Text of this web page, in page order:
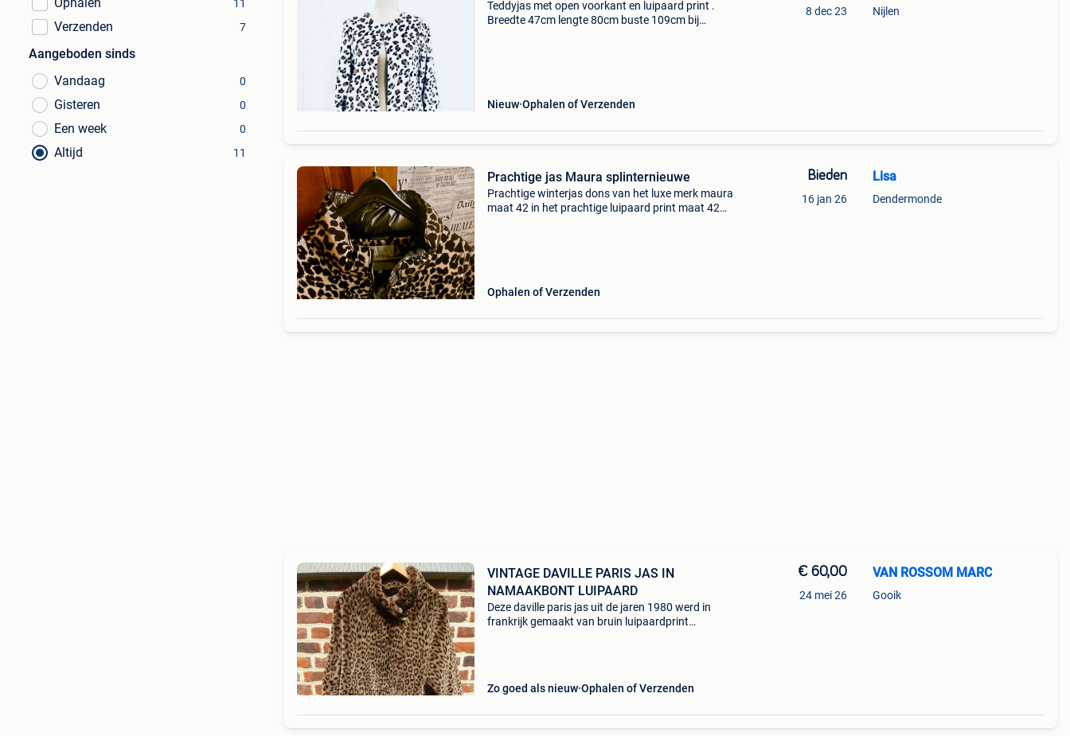
11
Verzenden 7
Aangeboden sinds
Vandaag
0
Gisteren 0
Een week 0
Altijd 11
Teddyjas met open voorkant en luipaard print .
Breedte 47cm lengte 80cm buste 109cm bij
Nieuw Ophalen of Verzenden
8 dec 23 Nijlen
Prachtige jas Maura splinternieuwe
Prachtige winterjas dons van het luxe merk maura
maat 42 in het prachtige luipaard print maat 42
Ophalen of Verzenden
Bieden
16 jan 26
Lisa
Dendermonde
VINTAGE DAVILLE PARIS JAS IN
NAMAAKBONT LUIPAARD
Deze daville paris jas uit de jaren 1980 werd in
frankrijk gemaakt van bruin luipaardprint
Zo goed als nieuw Ophalen of Verzenden
€ 60,00
24 mei 26
VAN ROSSOM MARC
Gooik